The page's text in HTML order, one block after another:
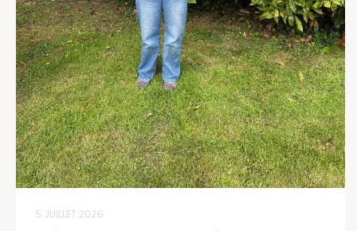
5 JUILLET 2026